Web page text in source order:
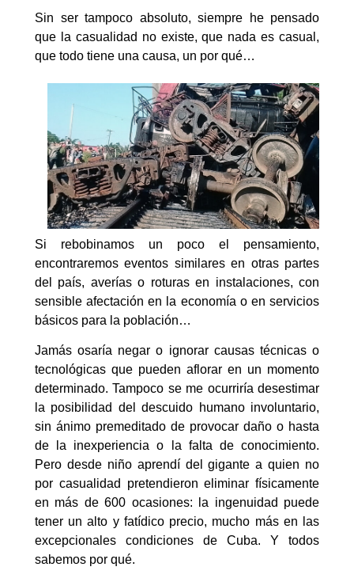
Sin ser tampoco absoluto, siempre he pensado
que la casualidad no existe, que nada es casual,
que todo tiene una causa, un por qué…
Si rebobinamos un poco el pensamiento,
encontraremos eventos similares en otras partes
del país, averías o roturas en instalaciones, con
sensible afectación en la economía o en servicios
básicos para la población…
Jamás osaría negar o ignorar causas técnicas o
tecnológicas que pueden aflorar en un momento
determinado. Tampoco se me ocurriría desestimar
la posibilidad del descuido humano involuntario,
sin ánimo premeditado de provocar daño o hasta
de la inexperiencia o la falta de conocimiento.
Pero desde niño aprendí del gigante a quien no
por casualidad pretendieron eliminar físicamente
en más de 600 ocasiones: la ingenuidad puede
tener un alto y fatídico precio, mucho más en las
excepcionales condiciones de Cuba. Y todos
sabemos por qué.